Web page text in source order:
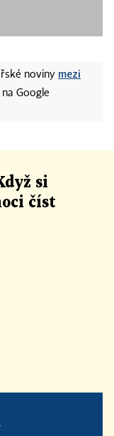
noviny mezi
na Google
si
číst